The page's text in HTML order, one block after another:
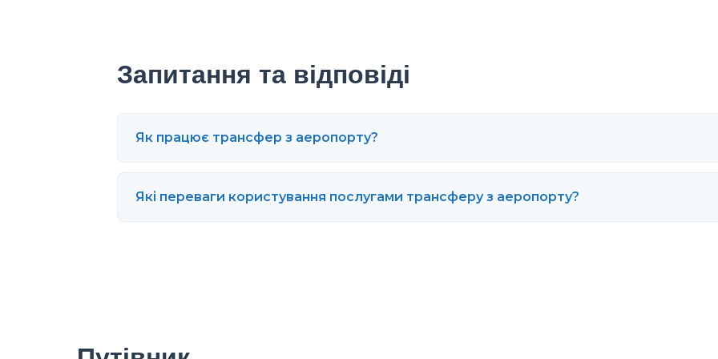
Запитання та відповіді
Як працює трансфер з аеропорту?
Які переваги користування послугами трансферу з аеропорту?